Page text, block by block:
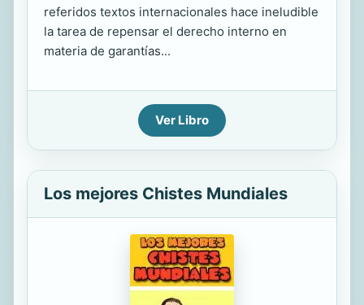
referidos textos internacionales hace ineludible
la tarea de repensar el derecho interno en
materia de garantías...
Ver Libro
Los mejores Chistes Mundiales